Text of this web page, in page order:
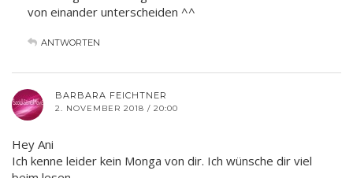
von einander unterscheiden ^^
ANTWORTEN
BARBARA FEICHTNER
2. NOVEMBER 2018 / 20:00
Hey Ani
Ich kenne leider kein Monga von dir. Ich wünsche dir viel